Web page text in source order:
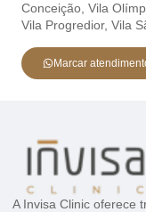
Conceição, Vila
Vila Progredior, Vila
Marcar
A Invisa Clinic oferece